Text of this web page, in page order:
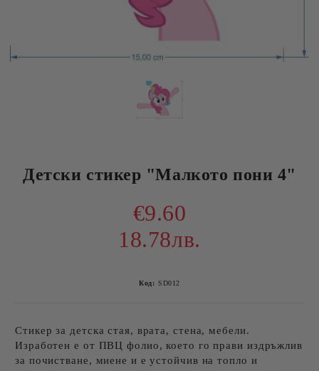
Детски стикер "Малкото пони 4"
€9.60
18.78лв.
Код: SD012
Стикер за детска стая, врата, стена, мебели.
Изработен е от ПВЦ фолио, което го прави издръжлив
за почистване, миене и е устойчив на топло и